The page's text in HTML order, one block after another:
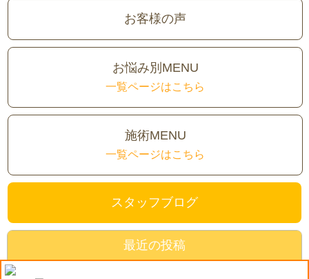
お客様の声
お悩み別MENU
一覧ページはこちら
施術MENU
一覧ページはこちら
スタッフブログ
最近の投稿